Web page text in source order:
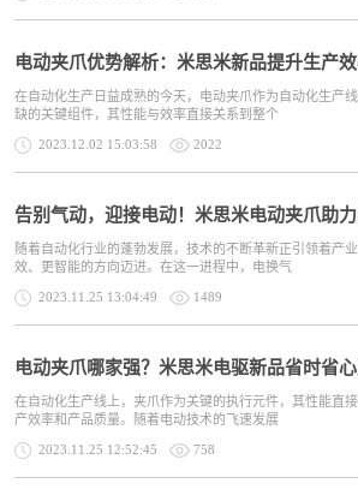
电动夹爪优势解析：米思米新品提升生产
在自动化生产日益成熟的今天，电动夹爪作为自动化生产
缺的关键组件，其性能与效率直接关系到整个
2023.12.02 15:03:58 2022
随着自动化行业的蓬勃发展，技术的不断革新正引领着产
效、更智能的方向迈进。在这一进程中，电换气
2023.11.25 13:04:49 1489
在自动化生产线上，夹爪作为关键的执行元件，其性能直
产效率和产品质量。随着电动技术的飞速发展
2023.11.25 12:52:45 758